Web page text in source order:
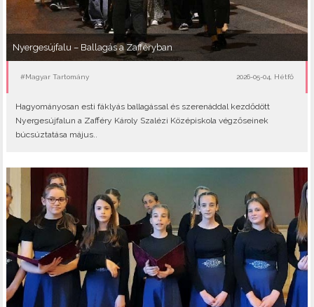
Nyergesújfalu – Ballagás a Zafféryban
#Magyar Tartomány 2026-05-04, Hétfő
Hagyományosan esti fáklyás ballagással és szerenáddal kezdődött
Nyergesújfalun a Zafféry Károly Szalézi Középiskola végzőseinek
búcsúztatása május..